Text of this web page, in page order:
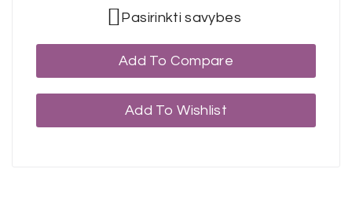
Pasirinkti savybes
Add To Compare
Add To Wishlist